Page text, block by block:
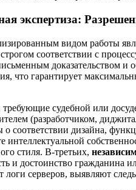
экспертиза:
видом работы
соответствии с
доказательством
что гарантирует
судебной или
(разработчиком,
о соответствии дизайна,
интеллектуальной
стиля. В-третьих,
и достоинство гражданина
логи серверов, выявляют